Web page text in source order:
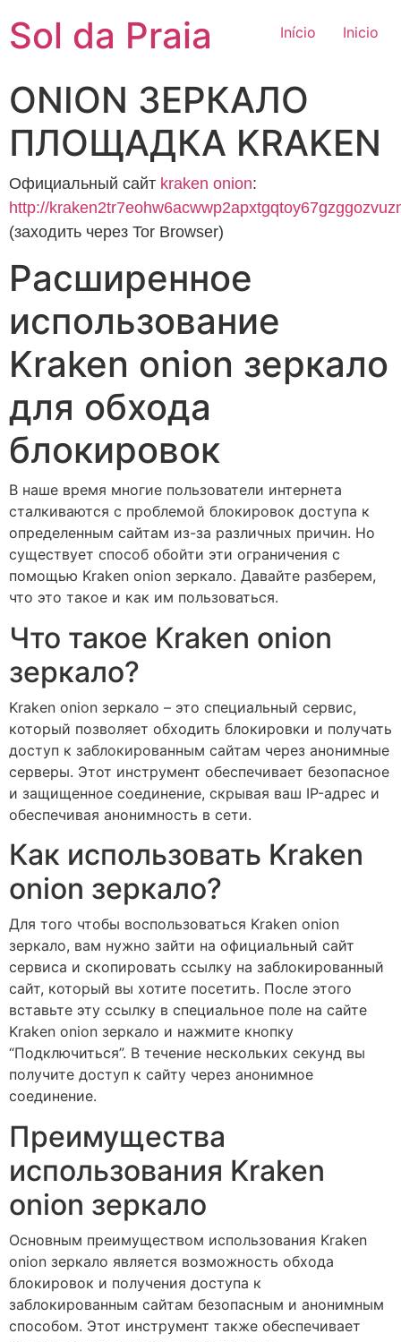
Sol da Praia Início Inicio
ONION ЗЕРКАЛО
ПЛОЩАДКА KRAKEN
Официальный сайт kraken onion:
http://
(заходить через Tor Browser)
Расширенное
использование
Kraken onion зеркало
для обхода
блокировок
В наше время многие пользователи интернета
сталкиваются с проблемой блокировок доступа к
определенным сайтам из-за различных причин. Но
существует способ обойти эти ограничения с
помощью Kraken onion зеркало. Давайте разберем,
что это такое и как им пользоваться.
Что такое Kraken onion
зеркало?
Kraken onion зеркало – это специальный сервис,
который позволяет обходить блокировки и получать
доступ к заблокированным сайтам через анонимные
серверы. Этот инструмент обеспечивает безопасное
и защищенное соединение, скрывая ваш IP-адрес и
обеспечивая анонимность в сети.
Как использовать Kraken
onion зеркало?
Для того чтобы воспользоваться Kraken onion
зеркало, вам нужно зайти на официальный сайт
сервиса и скопировать ссылку на заблокированный
сайт, который вы хотите посетить. После этого
вставьте эту ссылку в специальное поле на сайте
Kraken onion зеркало и нажмите кнопку
“Подключиться”. В течение нескольких секунд вы
получите доступ к сайту через анонимное
соединение.
Преимущества
использования Kraken
onion зеркало
Основным преимуществом использования Kraken
onion зеркало является возможность обхода
блокировок и получения доступа к
заблокированным сайтам безопасным и анонимным
способом. Этот инструмент также обеспечивает